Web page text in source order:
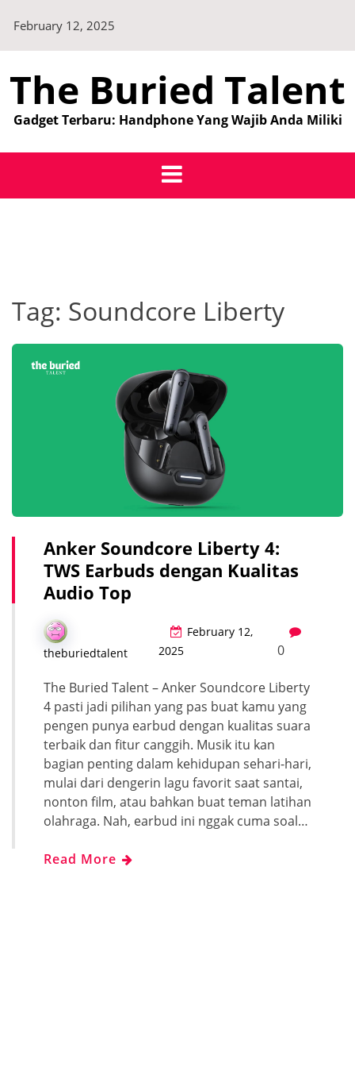
content
February 12, 2025
The Buried Talent
Gadget Terbaru: Handphone Yang Wajib Anda Miliki
Tag: Soundcore Liberty
Anker Soundcore Liberty 4:
TWS Earbuds dengan Kualitas
Audio Top
theburiedtalent
February 12,
2025
0
The Buried Talent – Anker Soundcore Liberty
4 pasti jadi pilihan yang pas buat kamu yang
pengen punya earbud dengan kualitas suara
terbaik dan fitur canggih. Musik itu kan
bagian penting dalam kehidupan sehari-hari,
mulai dari dengerin lagu favorit saat santai,
nonton film, atau bahkan buat teman latihan
olahraga. Nah, earbud ini nggak cuma soal…
Read More